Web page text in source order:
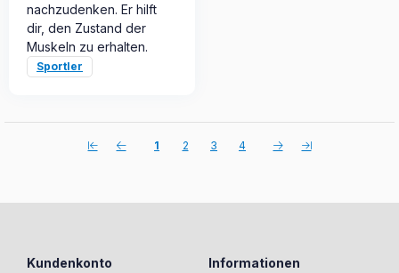
nachzudenken. Er hilft
dir, den Zustand der
Muskeln zu erhalten.
Sportler
1 2 3 4
Kundenkonto Informationen